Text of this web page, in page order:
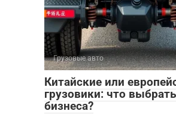
Грузовые авто
Китайские или
грузовики: что
бизнеса?